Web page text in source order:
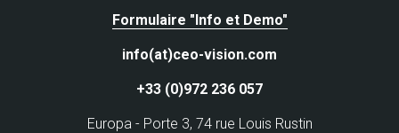
Formulaire "Info et Demo"
info(at)ceo-vision.com
+33 (0)972 236 057
Europa - Porte 3, 74 rue Louis Rustin